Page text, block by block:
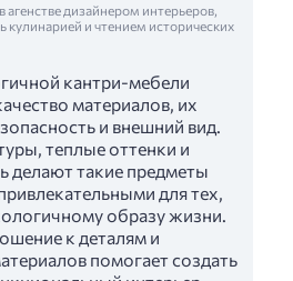
агенстве дизайнером интерьеров,
кулинарией и чтением исторических
кантри-мебели
материалов, их
и внешний вид.
теплые оттенки и
делают такие предметы
для тех,
образу жизни.
к деталям и
помогает создать